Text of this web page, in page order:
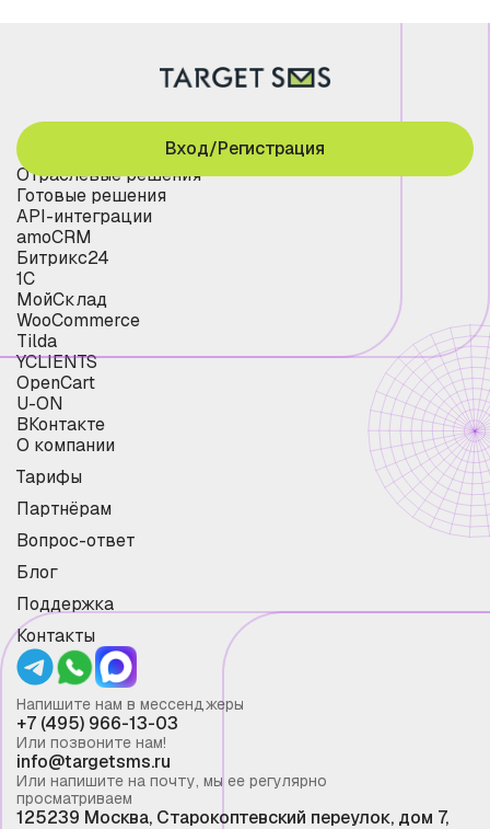
Отраслевые решения
Готовые решения
API-интеграции
amoCRM
Битрикс24
1С
МойСклад
WooCommerce
Tilda
YCLIENTS
OpenCart
U-ON
ВКонтакте
О компании
Тарифы
Партнёрам
Вопрос-ответ
Блог
Поддержка
Контакты
Вход/Регистрация
Напишите нам в мессенджеры
+7 (495) 966-13-03
Или позвоните нам!
info@targetsms.ru
Или напишите на почту, мы ее регулярно
просматриваем
125239 Москва, Старокоптевский переулок, дом 7,